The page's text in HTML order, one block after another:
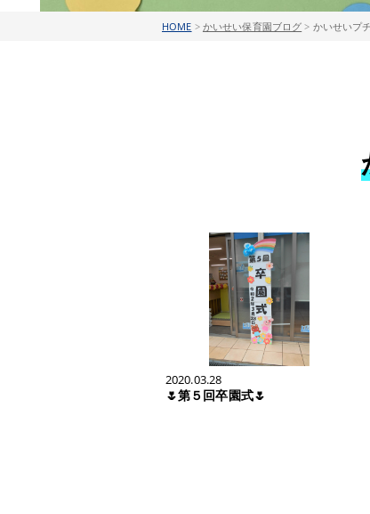
HOME > かいせい保育園ブログ > かいせいプ
2020.03.28
🌷第５回卒園式🌷